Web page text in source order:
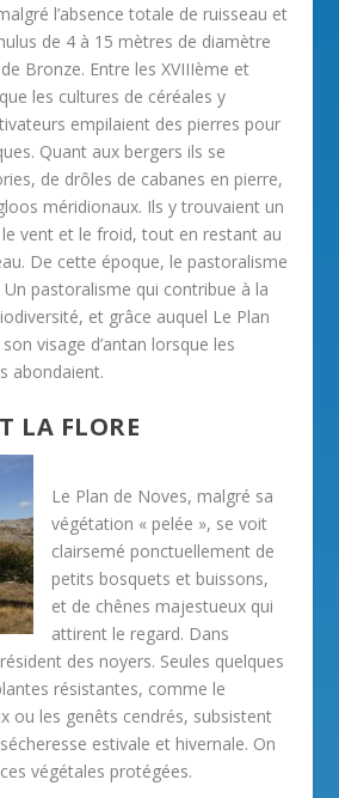
l’absence totale de ruisseau et
de 4 à 15 mètres de diamètre
Bronze. Entre les XVIIIème et
les cultures de céréales y
empilaient des pierres pour
Quant aux bergers ils se
de drôles de cabanes en pierre,
méridionaux. Ils y trouvaient un
vent et le froid, tout en restant au
De cette époque, le pastoralisme
Un pastoralisme qui contribue à la
et grâce auquel Le Plan
visage d’antan lorsque les
abondaient.
LA FLORE
Le Plan de Noves, malgré sa
végétation « pelée », se voit
clairsemé ponctuellement de
petits bosquets et buissons,
et de chênes majestueux qui
attirent le regard. Dans
des noyers. Seules quelques
résistantes, comme le
ou les genêts cendrés, subsistent
estivale et hivernale. On
végétales protégées.